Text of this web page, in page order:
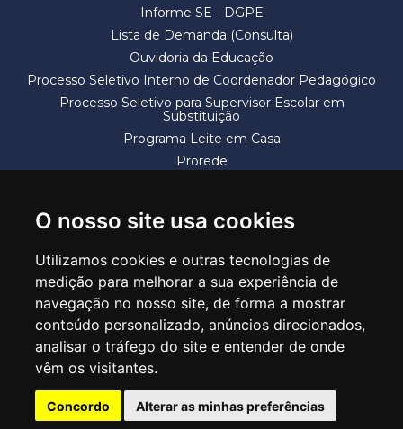
O nosso site usa cookies
Utilizamos cookies e outras tecnologias de
medição para melhorar a sua experiência de
navegação no nosso site, de forma a mostrar
conteúdo personalizado, anúncios direcionados,
analisar o tráfego do site e entender de onde
vêm os visitantes.
Concordo Alterar as minhas preferências
Informe SE - DGPE
Lista de Demanda (Consulta)
Ouvidoria da Educação
Processo Seletivo Interno de Coordenador Pedagógico
Processo Seletivo para Supervisor Escolar em
Substituição
Programa Leite em Casa
Prorede
SECRETARIA DE EDUCAÇÃO
Rua Claudino Barbosa, 313 - Macedo - Guarulhos/SP CEP 07113-040
Central de Atendimento: *55 11 2475-7300